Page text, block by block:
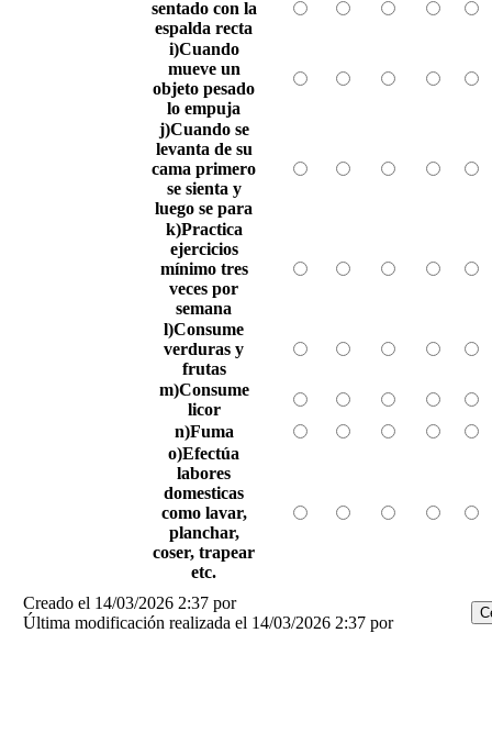
sentado con la
espalda recta
i)Cuando
mueve un
objeto pesado
lo empuja
j)Cuando se
levanta de su
cama primero
se sienta y
luego se para
k)Practica
ejercicios
mínimo tres
veces por
semana
l)Consume
verduras y
frutas
m)Consume
licor
n)Fuma
o)Efectúa
labores
domesticas
como lavar,
planchar,
coser, trapear
etc.
Creado el 14/03/2026 2:37 por
Última modificación realizada el 14/03/2026 2:37 por